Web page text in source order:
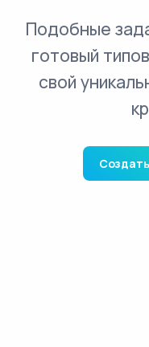
Подобные
готовый
свой